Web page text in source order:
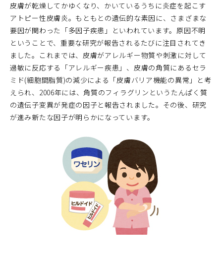
皮膚が乾燥してかゆくなり、かいているうちに炎症を起こす
アトピー性皮膚炎。もともとの遺伝的な素因に、さまざまな
要因が関わった「多因子疾患」といわれています。原因不明
ということで、重要な研究が報告されるたびに注目されてき
ました。これまでは、皮膚がアレルギー物質や刺激に対して
過敏に反応する「アレルギー疾患」、皮膚の角質にあるセラ
ミド(細胞間脂質)の減少による「皮膚バリア機能の異常」と考
えられ、2006年には、角質のフィラグリンというたんぱく質
の遺伝子変異が発症の因子と報告されました。その後、研究
が進み新たな因子が明らかになっています。